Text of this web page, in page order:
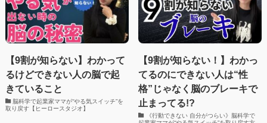
【9割が知らない】わかって
るけどできない人の脳で起
きていること
脳科学で起業家ママが“やる気スイッチ”を
取り戻す【ヒーロースタジオ】
【9割が知らない！】わかっ
てるのにできない人は“性
格”じゃなく脳のブレーキで
止まってる!?
《行動できない 自分がつらい》脳科学で